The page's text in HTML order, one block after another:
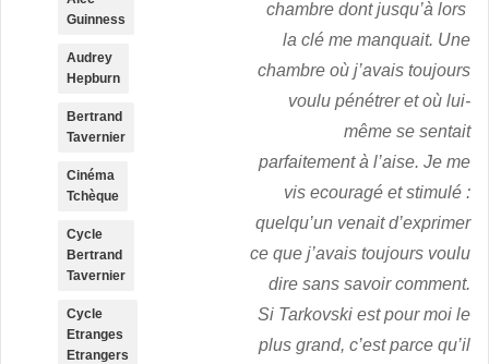
chambre dont jusqu’à lors
la clé me manquait. Une
chambre où j’avais toujours
voulu pénétrer et où lui-
même se sentait
parfaitement à l’aise. Je me
vis ecouragé et stimulé :
quelqu’un venait d’exprimer
ce que j’avais toujours voulu
dire sans savoir comment.
Si Tarkovski est pour moi le
plus grand, c’est parce qu’il
Guinness
Audrey
Hepburn
Bertrand
Tavernier
Cinéma
Tchèque
Cycle
Bertrand
Tavernier
Cycle
Etranges
Etrangers